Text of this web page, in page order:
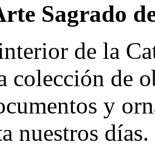
Sagrado
de la
colección de
y
nuestros días.